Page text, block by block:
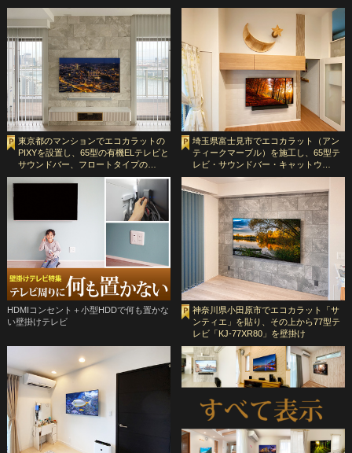
東京都のマンションでエコカラットの
PIXYを設置し、65型の有機ELテレビと
サウンドバー、フロートタイプの…
埼玉県富士見市でエコカラット（アン
ティークマーブル）を施工し、65型テ
レビ・サウンドバー・キャットウ…
HDMIコンセント＋小型HDDで何も置かな
い壁掛けテレビ
神奈川県小田原市でエコカラット「サ
ンティエ」を貼り、その上から77型テ
レビ「KJ-77XR80」を壁掛け